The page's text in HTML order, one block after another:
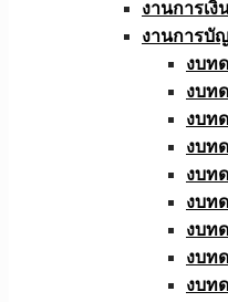
งานการเงิ
งานการบั
งบท
งบท
งบท
งบท
งบท
งบท
งบท
งบท
งบท